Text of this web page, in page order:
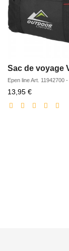
Epen lineArt. 11942700 -
13,95 €Prix
réduit